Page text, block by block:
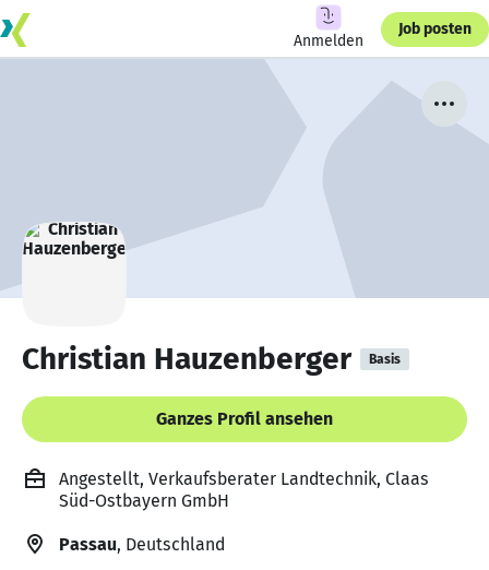
Anmelden
Job posten
Christian Hauzenberger Basis
Ganzes Profil ansehen
Angestellt, Verkaufsberater Landtechnik, Claas
Süd-Ostbayern GmbH
Passau, Deutschland